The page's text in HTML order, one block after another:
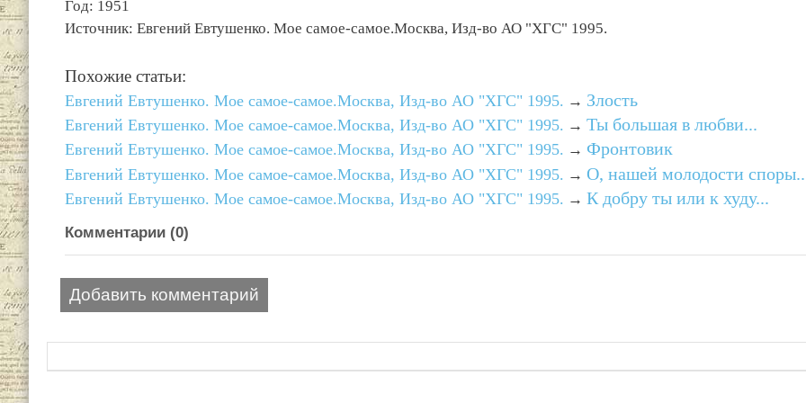
Год: 1951
Источник: Евгений Евтушенко. Мое самое-самое.Москва, Изд-во АО "ХГС" 1995.
Похожие статьи:
Евгений Евтушенко. Мое самое-самое.Москва, Изд-во АО "ХГС" 1995. → Злость
Евгений Евтушенко. Мое самое-самое.Москва, Изд-во АО "ХГС" 1995. → Ты большая в любви...
Евгений Евтушенко. Мое самое-самое.Москва, Изд-во АО "ХГС" 1995. → Фронтовик
Евгений Евтушенко. Мое самое-самое.Москва, Изд-во АО "ХГС" 1995. → О, нашей молодости
Евгений Евтушенко. Мое самое-самое.Москва, Изд-во АО "ХГС" 1995. → К добру ты или к худу...
Комментарии (0)
Добавить комментарий